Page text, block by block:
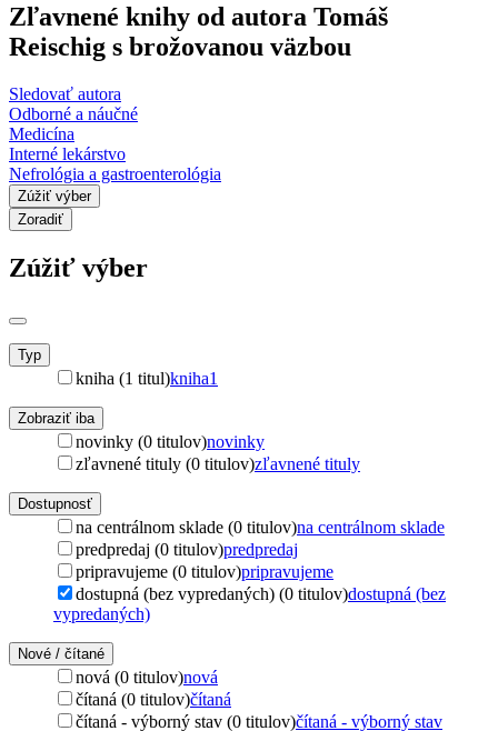
Zľavnené knihy od autora Tomáš
Reischig s brožovanou väzbou
Sledovať autora
Odborné a náučné
Medicína
Interné lekárstvo
Nefrológia a gastroenterológia
Zúžiť výber
Zoradiť
Zúžiť výber
Typ
kniha (1 titul)kniha1
Zobraziť iba
novinky (0 titulov)novinky
zľavnené tituly (0 titulov)zľavnené tituly
Dostupnosť
na centrálnom sklade (0 titulov)na centrálnom sklade
predpredaj (0 titulov)predpredaj
pripravujeme (0 titulov)pripravujeme
dostupná (bez vypredaných) (0 titulov)dostupná (bez
vypredaných)
Nové / čítané
nová (0 titulov)nová
čítaná (0 titulov)čítaná
čítaná - výborný stav (0 titulov)čítaná - výborný stav